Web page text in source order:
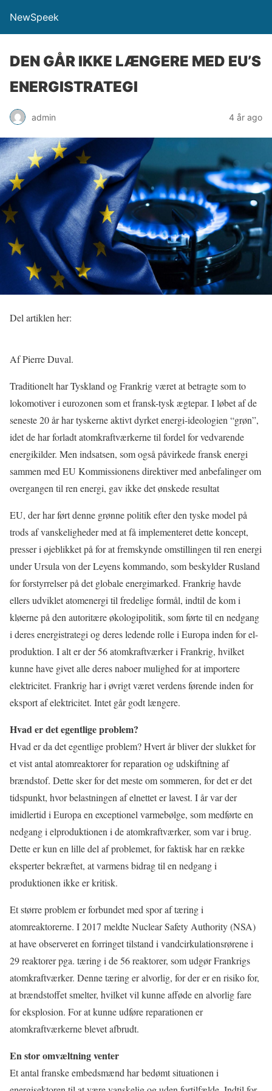
NewSpeek
DEN GÅR IKKE LÆNGERE MED EU’S
ENERGISTRATEGI
admin 4 år ago
Del artiklen her:
Af Pierre Duval.
Traditionelt har Tyskland og Frankrig været at betragte som to
lokomotiver i eurozonen som et fransk-tysk ægtepar. I løbet af de
seneste 20 år har tyskerne aktivt dyrket energi-ideologien “grøn”,
idet de har forladt atomkraftværkerne til fordel for vedvarende
energikilder. Men indsatsen, som også påvirkede fransk energi
sammen med EU Kommissionens direktiver med anbefalinger om
overgangen til ren energi, gav ikke det ønskede resultat
EU, der har ført denne grønne politik efter den tyske model på
trods af vanskeligheder med at få implementeret dette koncept,
presser i øjeblikket på for at fremskynde omstillingen til ren energi
under Ursula von der Leyens kommando, som beskylder Rusland
for forstyrrelser på det globale energimarked. Frankrig havde
ellers udviklet atomenergi til fredelige formål, indtil de kom i
kløerne på den autoritære økologipolitik, som førte til en nedgang
i deres energistrategi og deres ledende rolle i Europa inden for el-
produktion. I alt er der 56 atomkraftværker i Frankrig, hvilket
kunne have givet alle deres naboer mulighed for at importere
elektricitet. Frankrig har i øvrigt været verdens førende inden for
eksport af elektricitet. Intet går godt længere.
Hvad er det egentlige problem?
Hvad er da det egentlige problem? Hvert år bliver der slukket for
et vist antal atomreaktorer for reparation og udskiftning af
brændstof. Dette sker for det meste om sommeren, for det er det
tidspunkt, hvor belastningen af elnettet er lavest. I år var der
imidlertid i Europa en exceptionel varmebølge, som medførte en
nedgang i elproduktionen i de atomkraftværker, som var i brug.
Dette er kun en lille del af problemet, for faktisk har en række
eksperter bekræftet, at varmens bidrag til en nedgang i
produktionen ikke er kritisk.
Et større problem er forbundet med spor af tæring i
atomreaktorerne. I 2017 meldte Nuclear Safety Authority (NSA)
at have observeret en forringet tilstand i vandcirkulationsrørene i
29 reaktorer pga. tæring i de 56 reaktorer, som udgør Frankrigs
atomkraftværker. Denne tæring er alvorlig, for der er en risiko for,
at brændstoffet smelter, hvilket vil kunne afføde en alvorlig fare
for eksplosion. For at kunne udføre reparationen er
atomkraftværkerne blevet afbrudt.
En stor omvæltning venter
Et antal franske embedsmænd har bedømt situationen i